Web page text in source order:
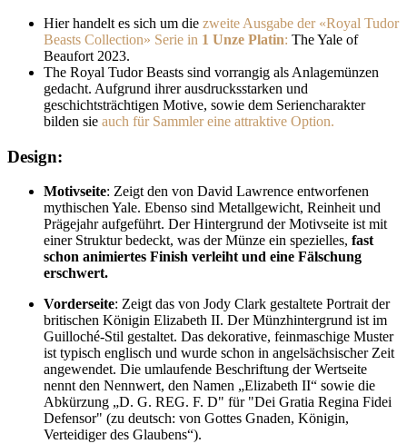
Hier handelt es sich um die zweite Ausgabe der «Royal Tudor
Beasts Collection» Serie in 1 Unze Platin: The Yale of
Beaufort 2023.
The Royal Tudor Beasts sind vorrangig als Anlagemünzen
gedacht. Aufgrund ihrer ausdrucksstarken und
geschichtsträchtigen Motive, sowie dem Seriencharakter
bilden sie auch für Sammler eine attraktive Option.
Design:
Motivseite: Zeigt den von David Lawrence entworfenen
mythischen Yale. Ebenso sind Metallgewicht, Reinheit und
Prägejahr aufgeführt. Der Hintergrund der Motivseite ist mit
einer Struktur bedeckt, was der Münze ein spezielles, fast
schon animiertes Finish verleiht und eine Fälschung
erschwert.
Vorderseite: Zeigt das von Jody Clark gestaltete Portrait der
britischen Königin Elizabeth II. Der Münzhintergrund ist im
Guilloché-Stil gestaltet. Das dekorative, feinmaschige Muster
ist typisch englisch und wurde schon in angelsächsischer Zeit
angewendet. Die umlaufende Beschriftung der Wertseite
nennt den Nennwert, den Namen „Elizabeth II“ sowie die
Abkürzung „D. G. REG. F. D" für "Dei Gratia Regina Fidei
Defensor" (zu deutsch: von Gottes Gnaden, Königin,
Verteidiger des Glaubens“).